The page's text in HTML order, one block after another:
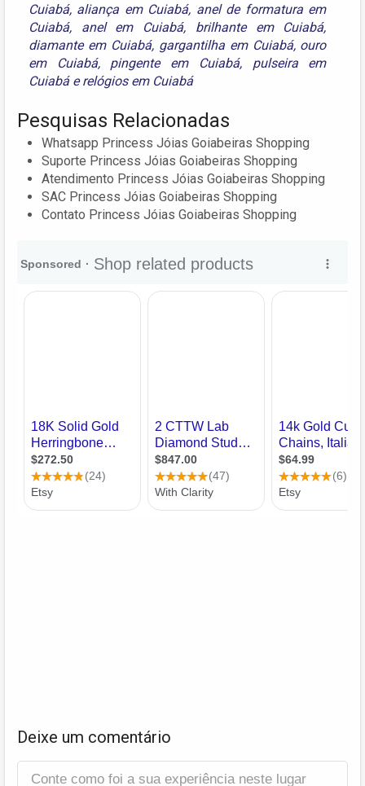
Cuiabá, aliança em Cuiabá, anel de formatura em
Cuiabá, anel em Cuiabá, brilhante em Cuiabá,
diamante em Cuiabá, gargantilha em Cuiabá, ouro
em Cuiabá, pingente em Cuiabá, pulseira em
Cuiabáerelógios em Cuiabá
Pesquisas Relacionadas
Whatsapp Princess Jóias Goiabeiras Shopping
Suporte Princess Jóias Goiabeiras Shopping
Atendimento Princess Jóias Goiabeiras Shopping
SAC Princess Jóias Goiabeiras Shopping
Contato Princess Jóias Goiabeiras Shopping
Deixe um comentário